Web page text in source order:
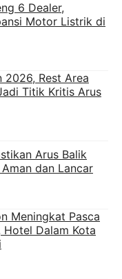
6 Dealer,
Motor Listrik di
2026, Rest Area
Titik Kritis Arus
Arus Balik
dan Lancar
Meningkat Pasca
Hotel Dalam Kota